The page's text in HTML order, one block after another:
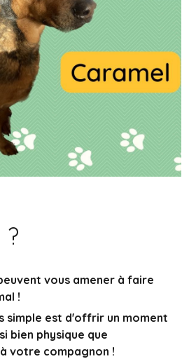
vous amener à faire
!
simple est d'offrir un moment
bien physique que
votre compagnon !